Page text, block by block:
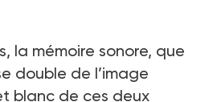
la mémoire sonore, que
double de l’image
blanc de ces deux